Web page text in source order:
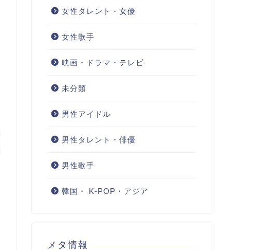
女性タレント・女優
女性歌手
映画・ドラマ・テレビ
未分類
男性アイドル
男性タレント・俳優
男性歌手
韓国・ K-POP・アジア
メタ情報